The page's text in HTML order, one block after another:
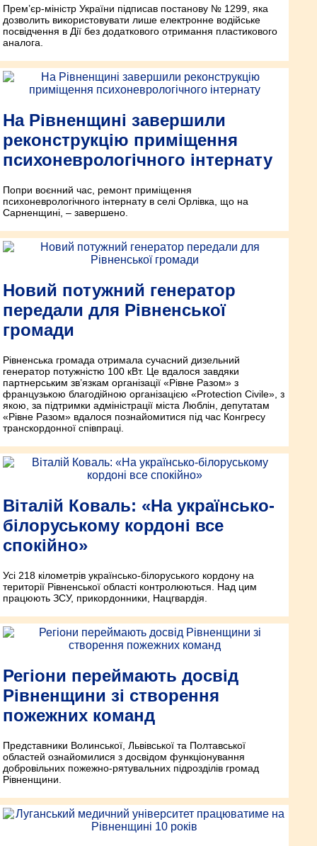
Прем’єр-міністр України підписав постанову № 1299, яка
дозволить використовувати лише електронне водійське
посвідчення в Дії без додаткового отримання пластикового
аналога.
На Рівненщині завершили
реконструкцію приміщення
психоневрологічного інтернату
Попри воєнний час, ремонт приміщення
психоневрологічного інтернату в селі Орлівка, що на
Сарненщині, – завершено.
Новий потужний генератор
передали для Рівненської
громади
Рівненська громада отримала сучасний дизельний
генератор потужністю 100 кВт. Це вдалося завдяки
партнерським зв’язкам організації «Рівне Разом» з
французькою благодійною організацією «Protection Civile», з
якою, за підтримки адміністрації міста Люблін, депутатам
«Рівне Разом» вдалося познайомитися під час Конгресу
транскордонної співпраці.
Віталій Коваль: «На українсько-
білоруському кордоні все
спокійно»
Усі 218 кілометрів українсько-білоруського кордону на
території Рівненської області контролюються. Над цим
працюють ЗСУ, прикордонники, Нацгвардія.
Регіони переймають досвід
Рівненщини зі створення
пожежних команд
Представники Волинської, Львівської та Полтавської
областей ознайомилися з досвідом функціонування
добровільних пожежно-рятувальних підрозділів громад
Рівненщини.